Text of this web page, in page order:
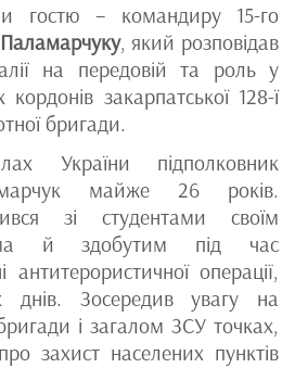
гостю – командиру 15-го
, який розповідав
на передовій та роль у
кордонів закарпатської 128-ї
бригади.
України підполковник
майже 26 років.
зі студентами своїм
й здобутим під час
операції,
Зосередив увагу на
і загалом ЗСУ точках,
захист населених пунктів